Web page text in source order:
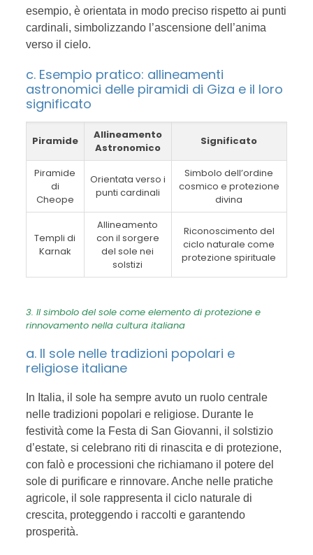
esempio, è orientata in modo preciso rispetto ai punti
cardinali, simbolizzando l’ascensione dell’anima
verso il cielo.
c. Esempio pratico: allineamenti
astronomici delle piramidi di Giza e il loro
significato
Piramide
Allineamento
Astronomico
Significato
Piramide
di
Cheope
Orientata verso i
punti cardinali
Simbolo dell’ordine
cosmico e protezione
divina
Templi di
Karnak
Allineamento
con il sorgere
del sole nei
solstizi
Riconoscimento del
ciclo naturale come
protezione spirituale
3. Il simbolo del sole come elemento di protezione e
rinnovamento nella cultura italiana
a. Il sole nelle tradizioni popolari e
religiose italiane
In Italia, il sole ha sempre avuto un ruolo centrale
nelle tradizioni popolari e religiose. Durante le
festività come la Festa di San Giovanni, il solstizio
d’estate, si celebrano riti di rinascita e di protezione,
con falò e processioni che richiamano il potere del
sole di purificare e rinnovare. Anche nelle pratiche
agricole, il sole rappresenta il ciclo naturale di
crescita, proteggendo i raccolti e garantendo
prosperità.